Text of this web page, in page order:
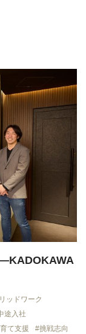
ッドワーク
途入社
て支援
挑戦志向